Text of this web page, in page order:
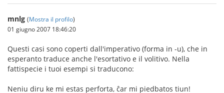
mnlg (Mostra il profilo)
01 giugno 2007 18:46:20
Questi casi sono coperti dall'imperativo (forma in -u), che in
esperanto traduce anche l'esortativo e il volitivo. Nella
fattispecie i tuoi esempi si traducono:
Neniu diru ke mi estas perforta, ĉar mi piedbatos tiun!